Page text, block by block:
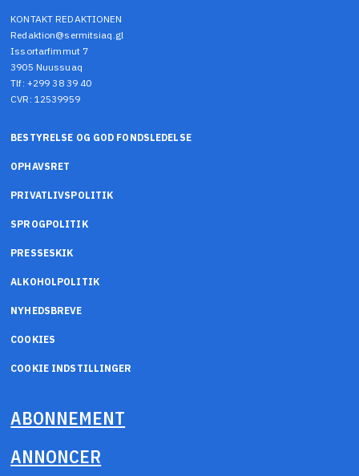
KONTAKT REDAKTIONEN
Redaktion@sermitsiaq.gl
Issortarfimmut 7
3905 Nuussuaq
Tlf: +299 38 39 40
CVR: 12539959
BESTYRELSE OG GOD FONDSLEDELSE
OPHAVSRET
PRIVATLIVSPOLITIK
SPROGPOLITIK
PRESSESKIK
ALKOHOLPOLITIK
NYHEDSBREVE
COOKIES
COOKIE INDSTILLINGER
ABONNEMENT
ANNONCER